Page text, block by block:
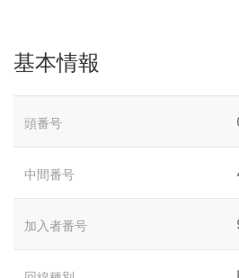
基本情報
頭番号
中間番号
加入者番号